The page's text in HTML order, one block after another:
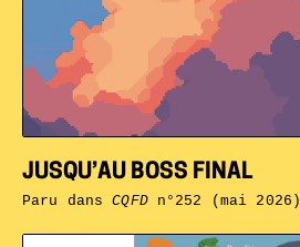
JUSQU’AU BOSS FINAL
Paru dansCQFDn°252 (mai 2026)